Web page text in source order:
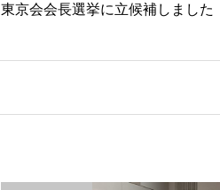
東京会会長選挙に立候補しました